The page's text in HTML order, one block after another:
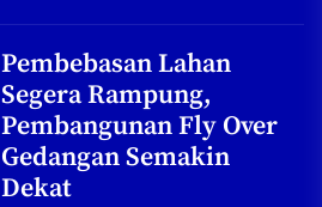
Pembebasan Lahan
Segera Rampung,
Pembangunan Fly Over
Gedangan Semakin
Dekat